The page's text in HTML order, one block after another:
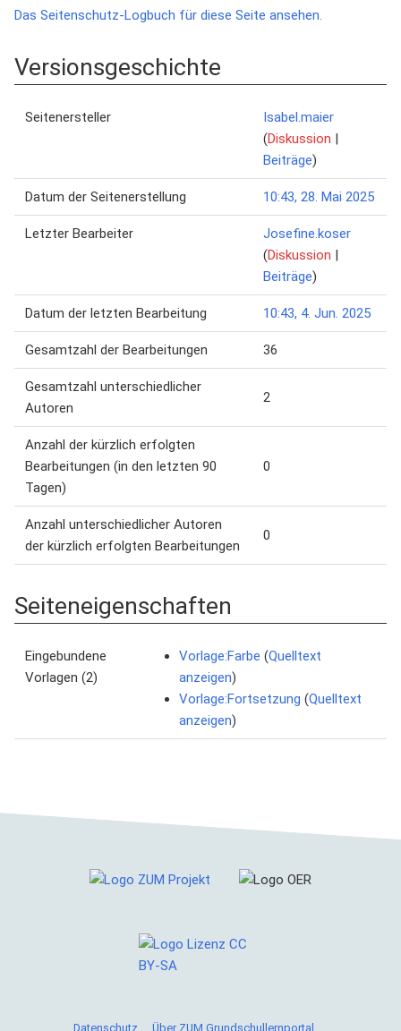
Das Seitenschutz-Logbuch für diese Seite ansehen.
Versionsgeschichte
Seitenersteller
Isabel.maier
(Diskussion |
Beiträge)
Datum der Seitenerstellung 10:43, 28. Mai 2025
Letzter Bearbeiter
Josefine.koser
(Diskussion |
Beiträge)
Datum der letzten Bearbeitung 10:43, 4. Jun. 2025
Gesamtzahl der Bearbeitungen 36
Gesamtzahl unterschiedlicher
Autoren
2
Anzahl der kürzlich erfolgten
Bearbeitungen (in den letzten 90
Tagen)
0
Anzahl unterschiedlicher Autoren
der kürzlich erfolgten Bearbeitungen
0
Seiteneigenschaften
Eingebundene
Vorlagen (2)
Vorlage:Farbe (Quelltext
anzeigen)
Vorlage:Fortsetzung (Quelltext
anzeigen)
Grundschullernportal. Durch die Nutzung von ZUM
Datenschutz Über ZUM Grundschullernportal